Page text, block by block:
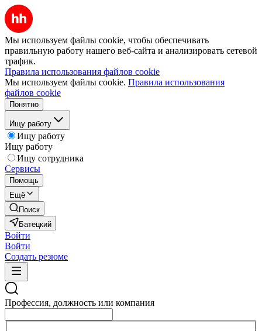
Мы используем файлы cookie, чтобы обеспечивать
правильную работу нашего веб-сайта и анализировать сетевой
трафик.
Правила использования файлов cookie
Мы используем файлы cookie. Правила использования
файлов cookie
Понятно
Ищу работу
Ищу работу
Ищу работу
Ищу сотрудника
Сервисы
Помощь
Ещё
Поиск
Батецкий
Войти
Войти
Создать резюме
Профессия, должность или компания